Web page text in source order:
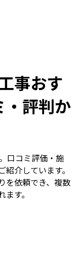
事おす
・評判か
口コミ評価・施
介しています。
を依頼でき、複数
す。